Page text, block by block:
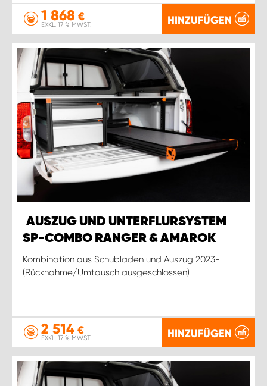
1 868 €
EXKL. 17 % MWST. HINZUFÜGEN
AUSZUG UND UNTERFLURSYSTEM
SP-COMBO RANGER & AMAROK
Kombination aus Schubladen und Auszug 2023-
(Rücknahme/Umtausch ausgeschlossen)
2 514 €
EXKL. 17 % MWST. HINZUFÜGEN